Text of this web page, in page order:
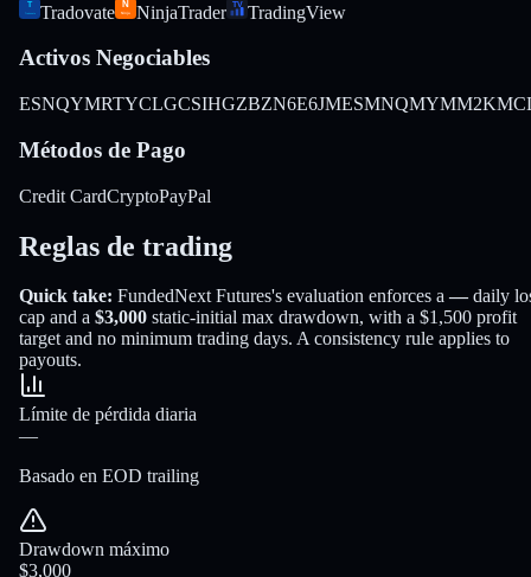
Tradovate NinjaTrader TradingView
Activos Negociables
ESNQYMRTYCLGCSIHGZBZN6E6JMESMNQMYMM2K
Métodos de Pago
Credit CardCryptoPayPal
Reglas de trading
Quick take: FundedNext Futures's evaluation enforces a —daily
cap and a $3,000 static-initial max drawdown, with a $1,500 profit
targetand no minimum trading days. A consistency rule applies to
payouts.
Límite de pérdida diaria
—
Basado en EOD trailing
Drawdown máximo
$3,000